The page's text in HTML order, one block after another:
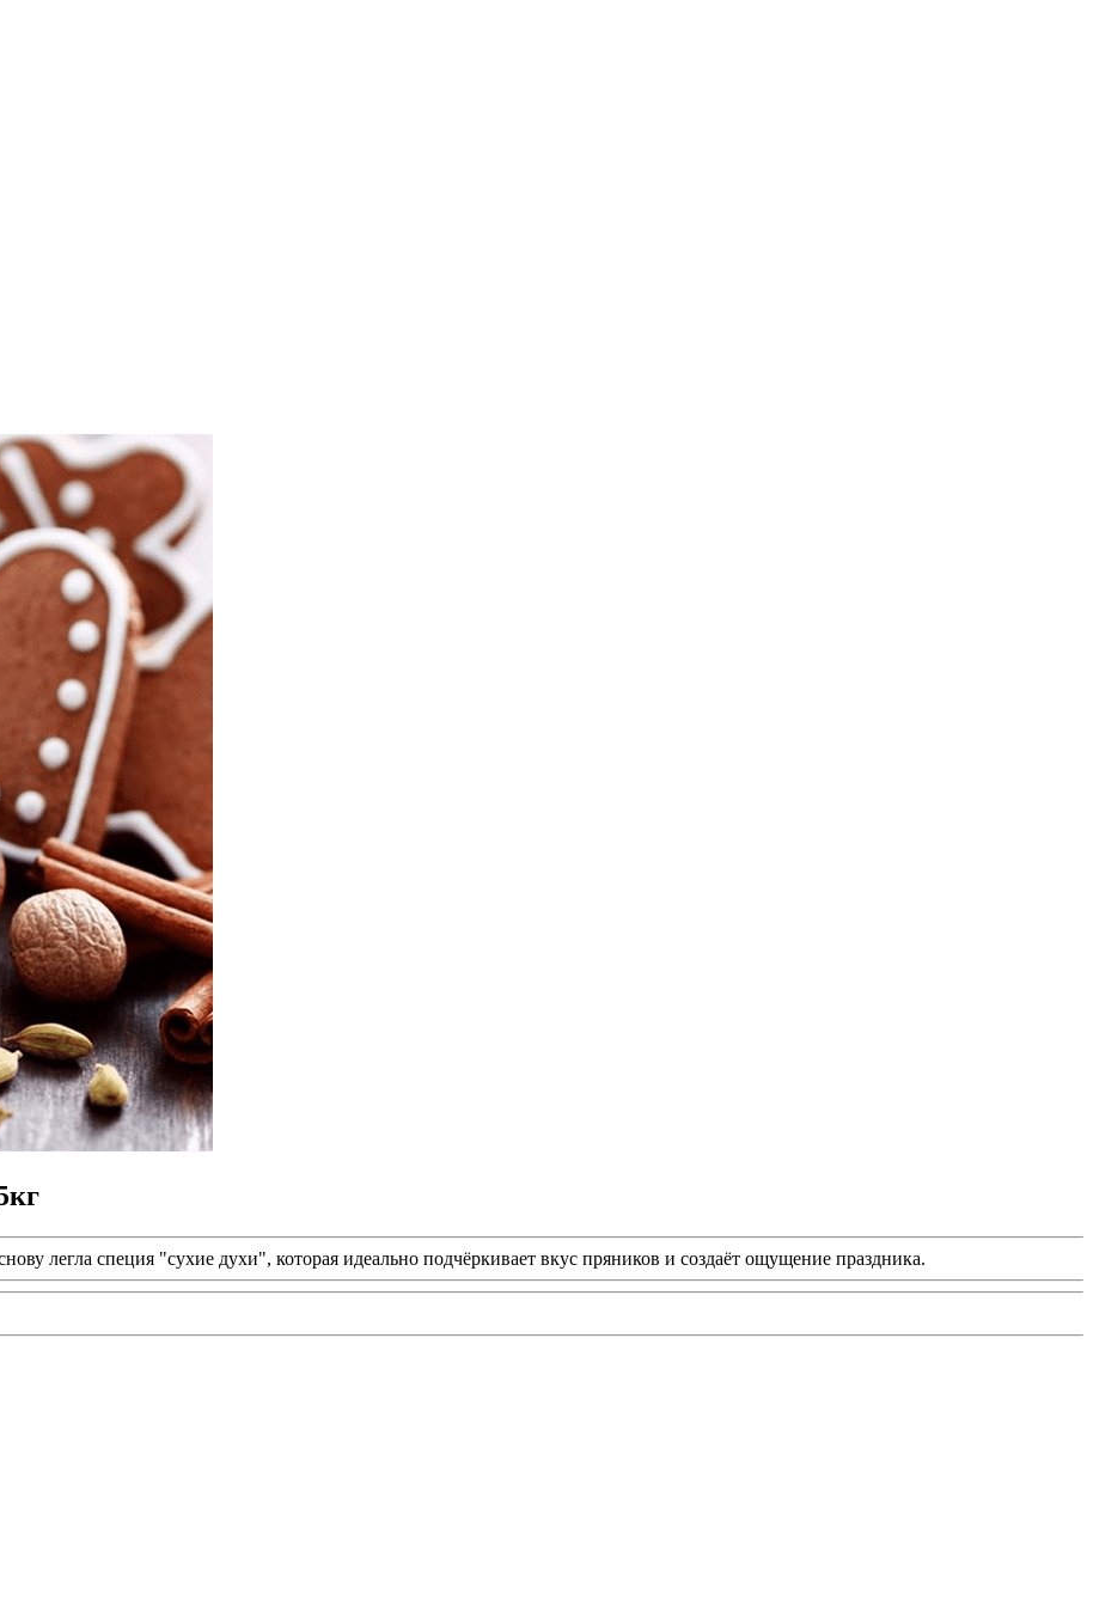
легла специя "сухие духи", которая идеально подчёркивает вкус пряников и создаёт ощущение праздника.